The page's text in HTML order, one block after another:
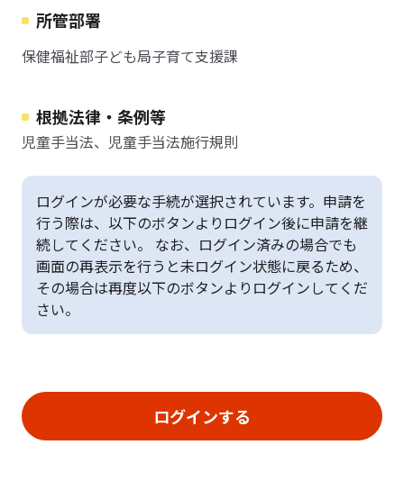
所管部署
保健福祉部子ども局子育て支援課
根拠法律・条例等
児童手当法、児童手当法施行規則
ログインが必要な手続が選択されています。申請を
行う際は、以下のボタンよりログイン後に申請を継
続してください。 なお、ログイン済みの場合でも
画面の再表示を行うと未ログイン状態に戻るため、
その場合は再度以下のボタンよりログインしてくだ
さい。